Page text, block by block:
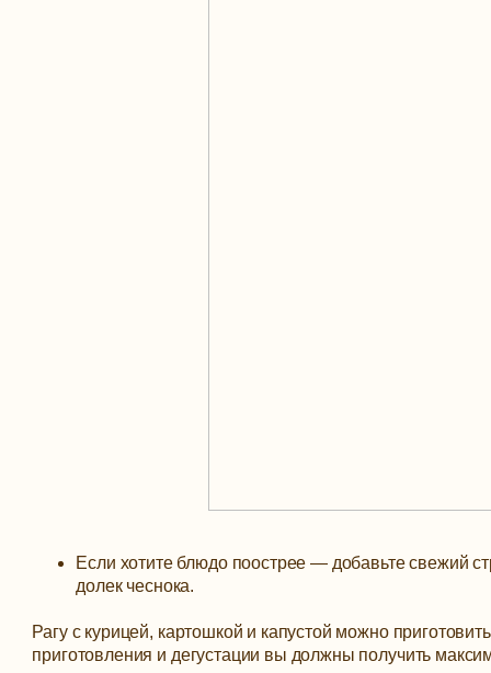
Если хотите блюдо поострее — добавьте свежий
долек чеснока.
Рагу с курицей, картошкой и капустой можно
приготовления и дегустации вы должны получить